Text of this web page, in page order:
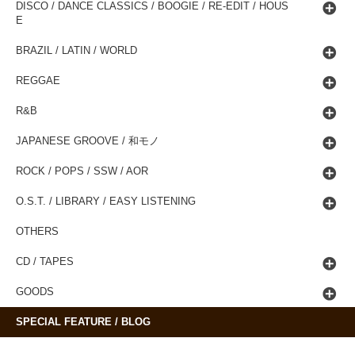
DISCO / DANCE CLASSICS / BOOGIE / RE-EDIT / HOUS
E
BRAZIL / LATIN / WORLD
REGGAE
R&B
JAPANESE GROOVE / 和モノ
ROCK / POPS / SSW / AOR
O.S.T. / LIBRARY / EASY LISTENING
OTHERS
CD / TAPES
GOODS
SPECIAL FEATURE / BLOG